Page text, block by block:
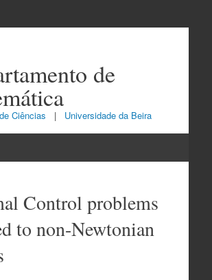
de
Ciências |
Universidade da Beira
Control problems
to non-Newtonian